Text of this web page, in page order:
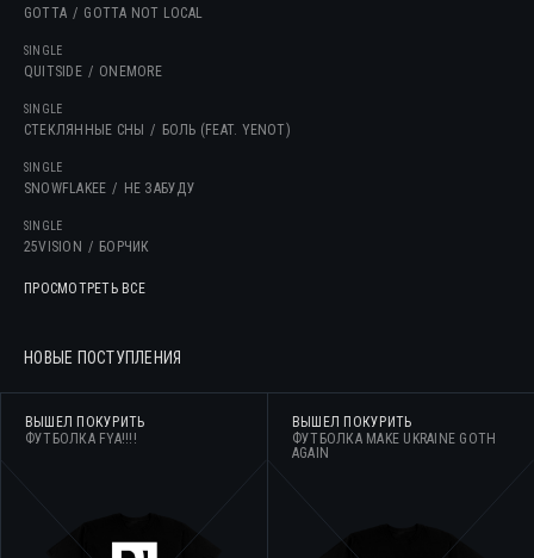
GOTTA GOTTA NOT LOCAL
SINGLE
QUITSIDE ONEMORE
SINGLE
СТЕКЛЯННЫЕ СНЫ БОЛЬ (FEAT. YENOT)
SINGLE
SNOWFLAKEE НЕ ЗАБУДУ
SINGLE
25VISION БОРЧИК
ПРОСМОТРЕТЬ ВСЕ
НОВЫЕ ПОСТУПЛЕНИЯ
ВЫШЕЛ ПОКУРИТЬ
ФУТБОЛКА FYA!!!!
ВЫШЕЛ ПОКУРИТЬ
ФУТБОЛКА MAKE UKRAINE GOTH
AGAIN